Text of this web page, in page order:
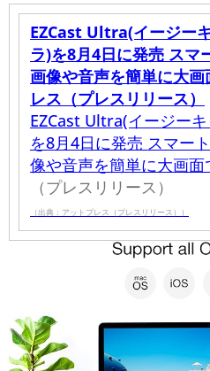
EZCast Ultra(イージー
ラ)を8月4日に発売 スマ
画像や音声を簡単に大
レス（プレスリリース）
EZCast Ultra(イージー
を8月4日に発売 スマー
像や音声を簡単に大画面
（プレスリリース）
（出典：アットプレス（プレスリリース））